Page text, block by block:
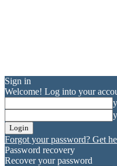
Sign in
Welcome! Log into your
Forgot your password? Get
Password recovery
Recover your password